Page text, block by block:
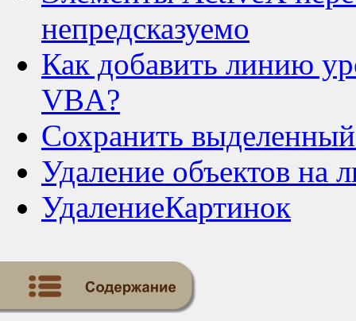
непредсказуемо
Как добавить линию
VBA?
Сохранить
Удаление объектов на
УдалениеКартинок